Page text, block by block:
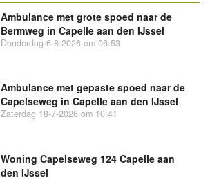
Ambulance met grote spoed naar de
Bermweg in Capelle aan den IJssel
Donderdag 6-8-2026 om 06:53
Ambulance met gepaste spoed naar de
Capelseweg in Capelle aan den IJssel
Zaterdag 18-7-2026 om 10:41
Woning Capelseweg 124 Capelle aan
den IJssel